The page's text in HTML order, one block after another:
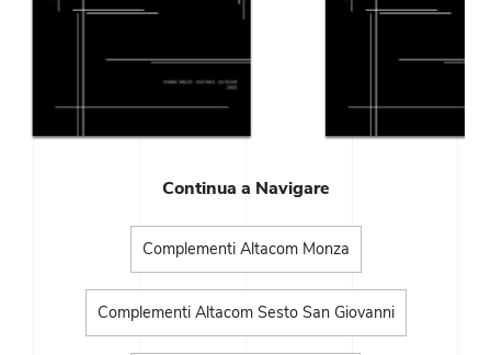
Continua a Navigare
Complementi Altacom Monza
Complementi Altacom Sesto San Giovanni